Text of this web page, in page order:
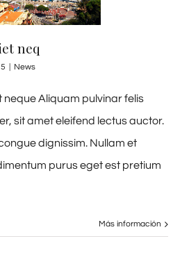
neq
News
Aliquam pulvinar felis
sit amet eleifend lectus auctor.
dignissim. Nullam et
purus eget est pretium
Más información